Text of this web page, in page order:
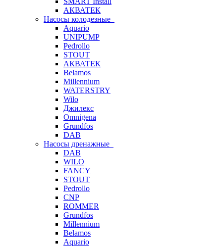
АКВАТЕК
Насосы колодезные
Aquario
UNIPUMP
Pedrollo
STOUT
АКВАТЕК
Belamos
Millennium
WATERSTRY
Wilo
Джилекс
Omnigena
Grundfos
DAB
Насосы дренажные
DAB
WILO
FANCY
STOUT
Pedrollo
CNP
ROMMER
Grundfos
Millennium
Belamos
Aquario